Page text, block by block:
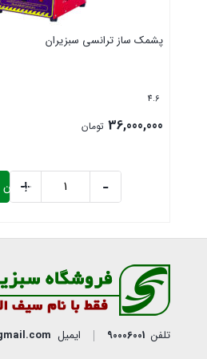
پشمک ساز ترانسی سبزیران
4.6
36,000,000 تومان
پشمک
ترانسی
عدد
-
+
بستن
تلفن90006001 ایمیل